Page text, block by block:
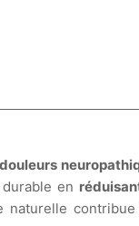
en
naturelle